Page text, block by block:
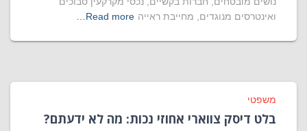
ואינטרסים מנוגדים, מחייבת ראייה Read more…
משפטי
בלט דיסק צווארי אחוזי נכות: מה לא ידעתם?